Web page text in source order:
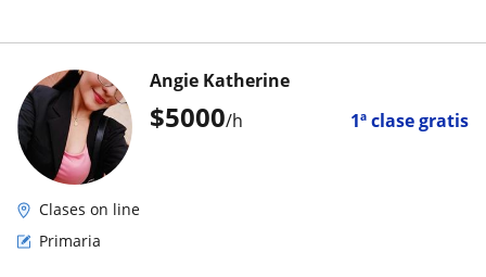
$5000/h 1ª clase gratis
Angie Katherine
Clases on line
Primaria